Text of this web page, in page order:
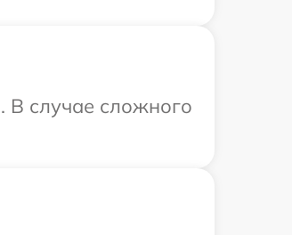
В случае сложного